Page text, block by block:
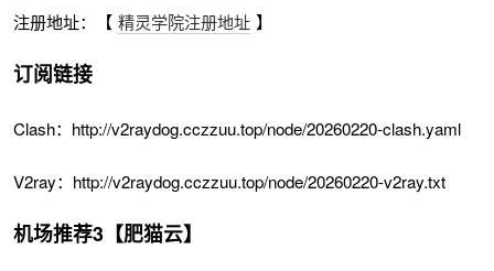
注册地址：【 精灵学院注册地址 】
订阅链接
Clash：http://v2raydog.cczzuu.top/node/20260220-clash.yaml
V2ray：http://v2raydog.cczzuu.top/node/20260220-v2ray.txt
机场推荐3【肥猫云】